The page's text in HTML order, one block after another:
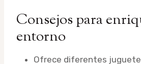
Consejos para
entorno
Ofrece diferentes